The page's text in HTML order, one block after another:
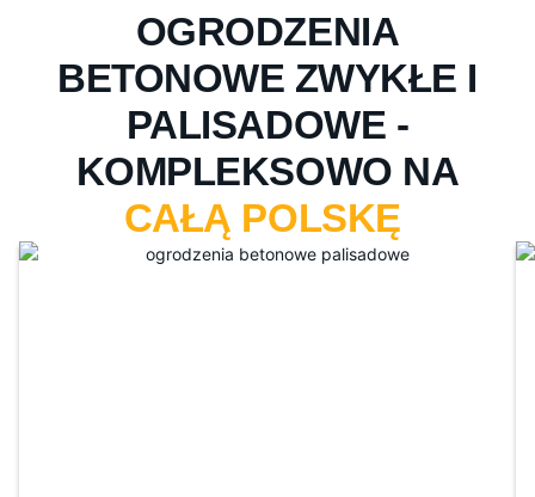
OGRODZENIA
BETONOWE ZWYKŁE I
PALISADOWE -
KOMPLEKSOWO NA
CAŁĄ POLSKĘ